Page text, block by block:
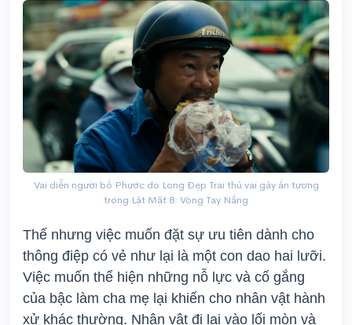
Vai diễn người bố Phước do Long Đẹp Trai thủ vai gây ấn tượng
trong Lật Mặt 8: Vòng Tay Nắng
Thế nhưng việc muốn đặt sự ưu tiên dành cho
thông điệp có vẻ như lại là một con dao hai lưỡi.
Việc muốn thể hiện những nỗ lực và cố gắng
của bậc làm cha mẹ lại khiến cho nhân vật hành
xử khác thường. Nhân vật đi lại vào lối mòn và